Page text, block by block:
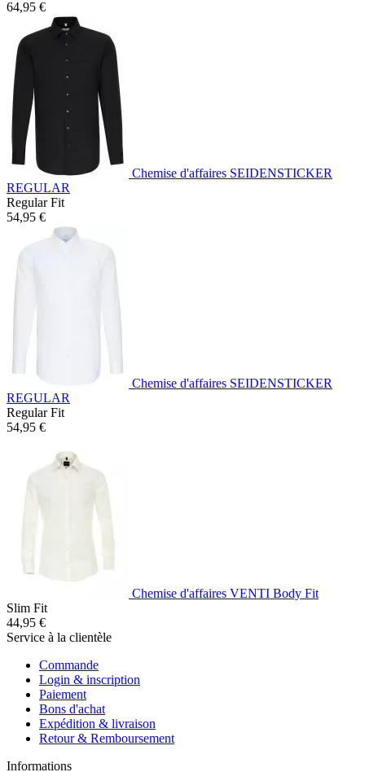
64,95 €
Chemise d'affaires SEIDENSTICKER
REGULAR
Regular Fit
54,95 €
Chemise d'affaires SEIDENSTICKER
REGULAR
Regular Fit
54,95 €
Chemise d'affaires VENTI Body Fit
Slim Fit
44,95 €
Service à la clientèle
Commande
Login & inscription
Paiement
Bons d'achat
Expédition & livraison
Retour & Remboursement
Informations